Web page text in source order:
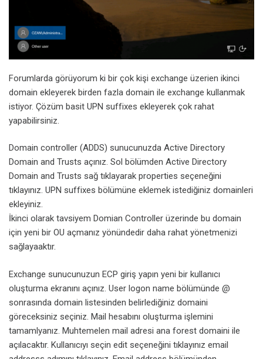
Forumlarda görüyorum ki bir çok kişi exchange üzerien ikinci
domain ekleyerek birden fazla domain ile exchange kullanmak
istiyor. Çözüm basit UPN suffixes ekleyerek çok rahat
yapabilirsiniz.
Domain controller (ADDS) sunucunuzda Active Directory
Domain and Trusts açınız. Sol bölümden Active Directory
Domain and Trusts sağ tıklayarak properties seçeneğini
tıklayınız. UPN suffixes bölümüne eklemek istediğiniz domainleri
ekleyiniz.
İkinci olarak tavsiyem Domian Controller üzerinde bu domain
için yeni bir OU açmanız yönündedir daha rahat yönetmenizi
sağlayaaktır.
Exchange sunucunuzun ECP giriş yapın yeni bir kullanıcı
oluşturma ekranını açınız. User logon name bölümünde @
sonrasında domain listesinden belirlediğiniz domaini
göreceksiniz seçiniz. Mail hesabını oluşturma işlemini
tamamlyanız. Muhtemelen mail adresi ana forest domaini ile
açılacaktır. Kullanıcıyı seçin edit seçeneğini tıklayınız email